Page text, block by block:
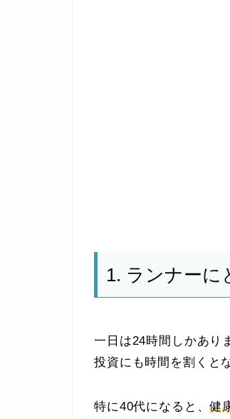
1. ランナーに
一日は24時間しかあり
投資にも時間を割くと
特に40代になると、健